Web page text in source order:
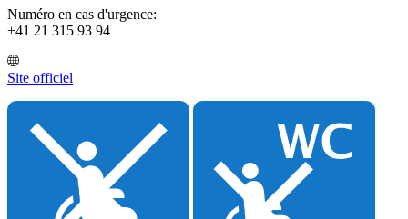
Numéro en cas d'urgence:
+41 21 315 93 94
Site officiel